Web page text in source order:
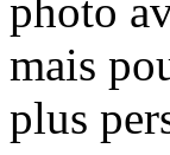
photo
mais
plus